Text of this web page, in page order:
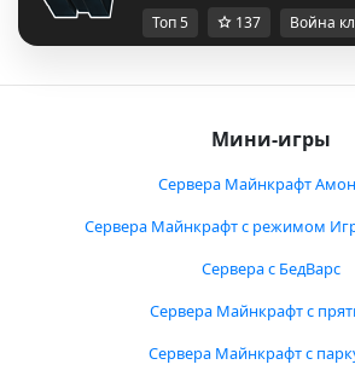
Топ 5 137 Война
Мини-игры
Сервера Майнкрафт
Сервера Майнкрафт с режимом
Сервера с БедВарс
Сервера Майнкрафт с
Сервера Майнкрафт с